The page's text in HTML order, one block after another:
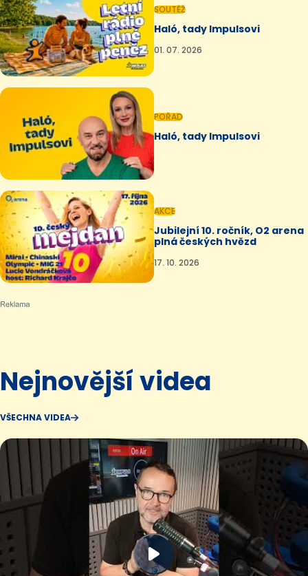
SOUTĚŽ
Haló, tady Impulsovi
01. 07. 2026
POŘAD
Haló, tady Impulsovi
AKCE
Jubilejní 10. ročník, O2 arena
plná českých hvězd
17. 10. 2026
Nejnovější videa
VŠECHNA VIDEA